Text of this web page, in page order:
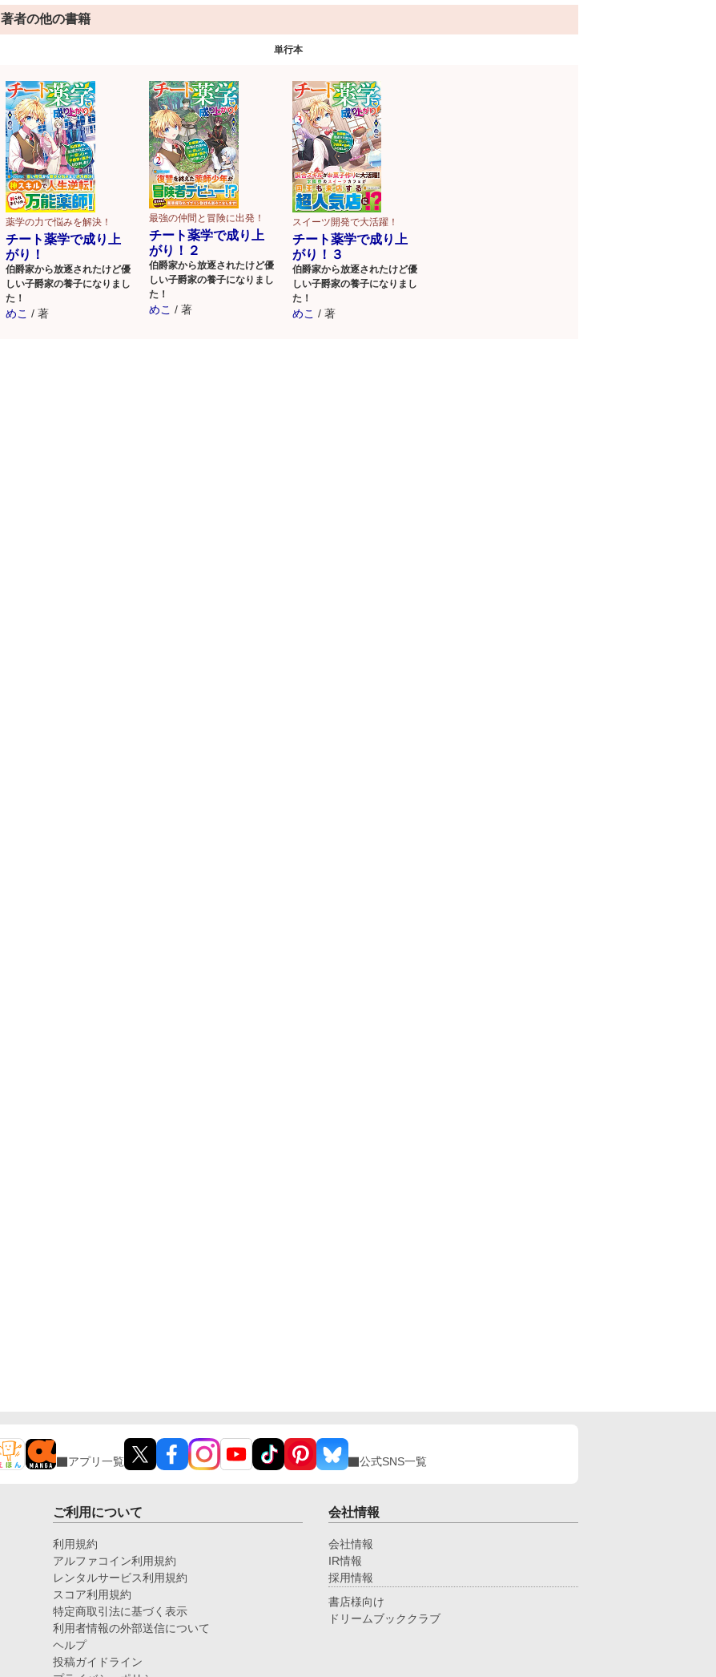
著者の他の書籍
単行本
薬学の力で悩みを解決！
チート薬学で成り上
がり！
伯爵家から放逐されたけど優
しい子爵家の養子になりまし
た！
めこ / 著
最強の仲間と冒険に出発！
チート薬学で成り上
がり！２
伯爵家から放逐されたけど優
しい子爵家の養子になりまし
た！
めこ / 著
スイーツ開発で大活躍！
チート薬学で成り上
がり！３
伯爵家から放逐されたけど優
しい子爵家の養子になりまし
た！
めこ / 著
アプリ一覧 公式SNS一覧
ご利用について
利用規約
アルファコイン利用規約
レンタルサービス利用規約
スコア利用規約
特定商取引法に基づく表示
利用者情報の外部送信について
ヘルプ
投稿ガイドライン
会社情報
会社情報
IR情報
採用情報
書店様向け
ドリームブッククラブ